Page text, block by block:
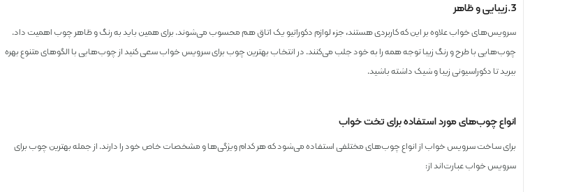
3.زیبایی و ظاهر
سرویس‌های خواب علاوه بر این که کاربردی هستند، جزء لوازم دکوراتیو یک اتاق هم محسوب می‌شوند. برای همین باید به رنگ و ظاهر چوب اهمیت داد.
چوب‌‌هایی با طرح و رنگ زیبا توجه همه را به خود جلب می‌کنند. در انتخاب بهترین چوب برای سرویس خواب سعی کنید از چوب‌هایی با الگوهای متنوع بهره
ببرید تا دکوراسیونی زیبا و شیک داشته باشید.
انواع چوب‌های مورد استفاده برای تخت خواب
برای ساخت سرویس خواب از انواع چوب‌های مختلفی استفاده می‌شود که هر کدام ویژگی‌ها و مشخصات خاص خود را دارند. از جمله بهترین چوب برای
سرویس خواب عبارت‌اند از: